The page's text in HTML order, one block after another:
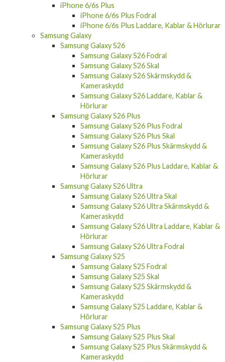
iPhone 6/6s Plus
iPhone 6/6s Plus Fodral
iPhone 6/6s Plus Laddare, Kablar & Hörlurar
Samsung Galaxy
Samsung Galaxy S26
Samsung Galaxy S26 Fodral
Samsung Galaxy S26 Skal
Samsung Galaxy S26 Skärmskydd &
Kameraskydd
Samsung Galaxy S26 Laddare, Kablar &
Hörlurar
Samsung Galaxy S26 Plus
Samsung Galaxy S26 Plus Fodral
Samsung Galaxy S26 Plus Skal
Samsung Galaxy S26 Plus Skärmskydd &
Kameraskydd
Samsung Galaxy S26 Plus Laddare, Kablar &
Hörlurar
Samsung Galaxy S26 Ultra
Samsung Galaxy S26 Ultra Skal
Samsung Galaxy S26 Ultra Skärmskydd &
Kameraskydd
Samsung Galaxy S26 Ultra Laddare, Kablar &
Hörlurar
Samsung Galaxy S26 Ultra Fodral
Samsung Galaxy S25
Samsung Galaxy S25 Fodral
Samsung Galaxy S25 Skal
Samsung Galaxy S25 Skärmskydd &
Kameraskydd
Samsung Galaxy S25 Laddare, Kablar &
Hörlurar
Samsung Galaxy S25 Plus
Samsung Galaxy S25 Plus Skal
Samsung Galaxy S25 Plus Skärmskydd &
Kameraskydd